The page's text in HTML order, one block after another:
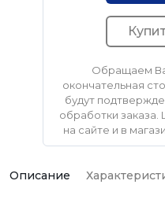
Обращаем
окончательная
будут
обработки
на сайте и в
Описание